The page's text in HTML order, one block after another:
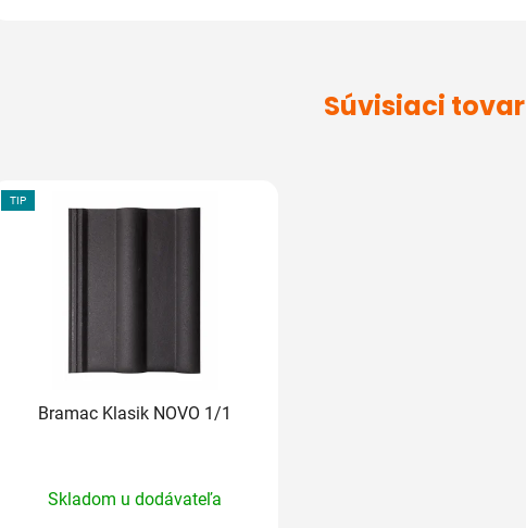
Súvisiaci tovar
TIP
Bramac Klasik NOVO 1/1
hodnotenie
Skladom u dodávateľa